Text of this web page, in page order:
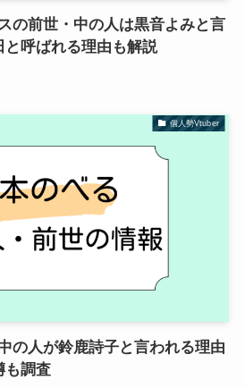
の前世・中の人は黒音よみと言
呼ばれる理由も解説
個人勢Vtuber
の人が鈴鹿詩子と言われる理由
も調査